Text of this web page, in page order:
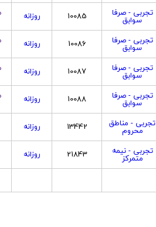
تجربی - صرفا
سوابق 10085 روزانه
تجربی - صرفا
سوابق 10086 روزانه
تجربی - صرفا
سوابق 10087 روزانه
تجربی - صرفا
سوابق 10088 روزانه
تجربی - مناطق
محروم 13442 روزانه
تجربی - نیمه
متمرکز 21843 روزانه